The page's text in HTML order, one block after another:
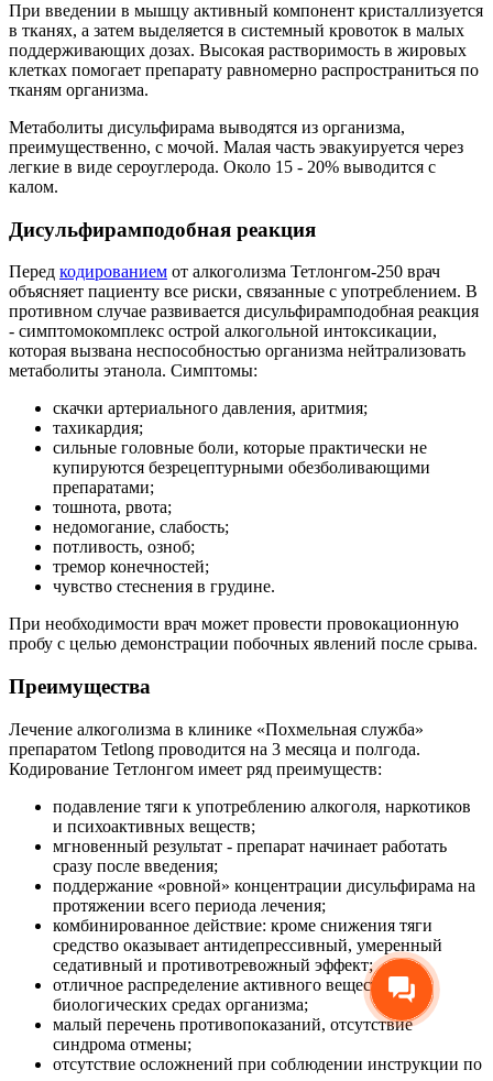
При введении в мышцу активный компонент кристаллизуется
в тканях, а затем выделяется в системный кровоток в малых
поддерживающих дозах. Высокая растворимость в жировых
клетках помогает препарату равномерно распространиться по
тканям организма.
Метаболиты дисульфирама выводятся из организма,
преимущественно, с мочой. Малая часть эвакуируется через
легкие в виде сероуглерода. Около 15 - 20% выводится с
калом.
Дисульфирамподобная реакция
Перед кодированием от алкоголизма Тетлонгом-250 врач
объясняет пациенту все риски, связанные с употреблением. В
противном случае развивается дисульфирамподобная реакция
- симптомокомплекс острой алкогольной интоксикации,
которая вызвана неспособностью организма нейтрализовать
метаболиты этанола. Симптомы:
скачки артериального давления, аритмия;
тахикардия;
сильные головные боли, которые практически не
купируются безрецептурными обезболивающими
препаратами;
тошнота, рвота;
недомогание, слабость;
потливость, озноб;
тремор конечностей;
чувство стеснения в грудине.
При необходимости врач может провести провокационную
пробу с целью демонстрации побочных явлений после срыва.
Преимущества
Лечение алкоголизма в клинике «Похмельная служба»
препаратом Tetlong проводится на 3 месяца и полгода.
Кодирование Тетлонгом имеет ряд преимуществ:
подавление тяги к употреблению алкоголя, наркотиков
и психоактивных веществ;
мгновенный результат - препарат начинает работать
сразу после введения;
поддержание «ровной» концентрации дисульфирама на
протяжении всего периода лечения;
комбинированное действие: кроме снижения тяги
средство оказывает антидепрессивный, умеренный
седативный и противотревожный эффект;
отличное распределение активного вещества в
биологических средах организма;
малый перечень противопоказаний, отсутствие
синдрома отмены;
отсутствие осложнений при соблюдении инструкции по